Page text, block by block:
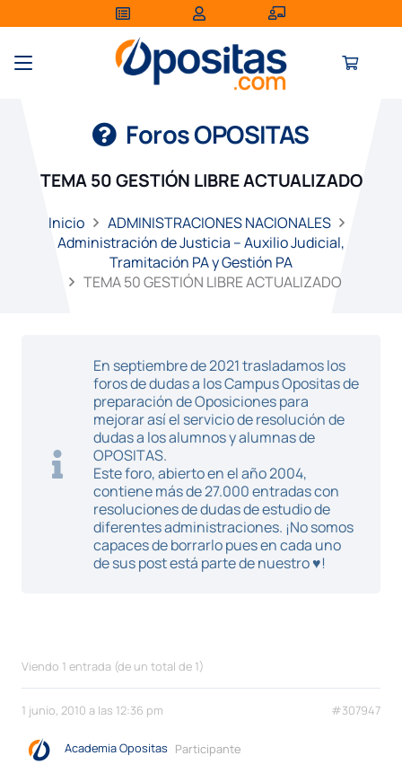
Foros OPOSITAS
TEMA 50 GESTIÓN LIBRE ACTUALIZADO
Inicio
ADMINISTRACIONES NACIONALES
Administración de Justicia – Auxilio Judicial,
Tramitación PA y Gestión PA
TEMA 50 GESTIÓN LIBRE ACTUALIZADO
En septiembre de 2021 trasladamos los
foros de dudas a los Campus Opositas de
preparación de Oposiciones para
mejorar así el servicio de resolución de
dudas a los alumnos y alumnas de
OPOSITAS.
Este foro, abierto en el año 2004,
contiene más de 27.000 entradas con
resoluciones de dudas de estudio de
diferentes administraciones. ¡No somos
capaces de borrarlo pues en cada uno
de sus post está parte de nuestro ♥!
Viendo 1 entrada (de un total de 1)
1 junio, 2010 a las 12:36 pm #307947
Academia Opositas Participante